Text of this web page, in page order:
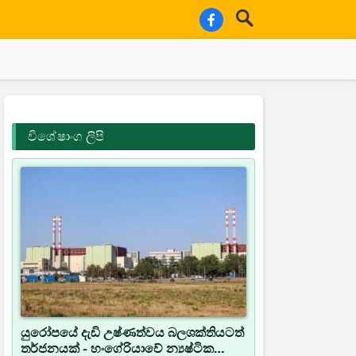
විශේෂාංග ලිපි
යුරෝපයේ දැඩි උෂ්ණත්වය බලශක්තියටත්
තර්ජනයක් - හංගේරියාවේ න්‍යෂ්ටික